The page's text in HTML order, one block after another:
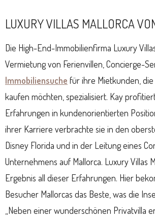
LUXURY VILLAS MALLORCA
Die High-End-Immobilienfirma Luxury
Vermietung von Ferienvillen, Concierge-
Immobiliensuche für ihre Mietkunden,
kaufen möchten, spezialisiert. Kay
Erfahrungen in kundenorientierten
ihrer Karriere verbrachte sie in den
Disney Florida und in der Leitung eines
Unternehmens auf Mallorca. Luxury Villas
Ergebnis all dieser Erfahrungen. Hier
Besucher Mallorcas das Beste, was die
„Neben einer wunderschönen Privatvilla